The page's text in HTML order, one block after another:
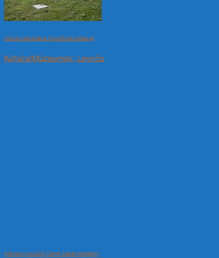
Lőcsei városháza (Levočská radnica)
Kultúra/Múzeumok, Levoča
A lőcsei (Levoča) Szent Jakab-templom